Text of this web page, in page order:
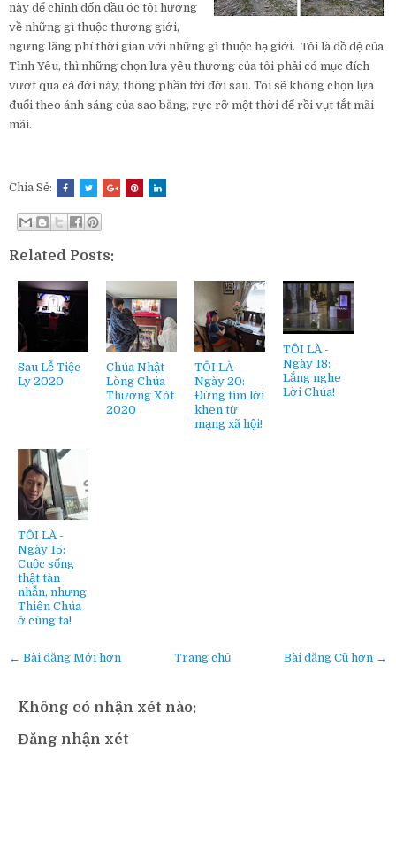
này để chỉnh đốn đầu óc tôi hướng
về những gì thuộc thượng giới,
ngưng lãng phí thời gian với những gì thuộc hạ giới. Tôi là đồ đệ của
Tình Yêu, thì những chọn lựa yêu thương của tôi phải có mục đích
vượt qua cả đời này, thông phần tới đời sau. Tôi sẽ không chọn lựa
đuổi theo ánh sáng của sao băng, rực rỡ một thời để rồi vụt tắt mãi
mãi.
Chia Sẻ:
Related Posts:
Sau Lễ Tiệc
Ly 2020
Chúa Nhật
Lòng Chúa
Thương Xót
2020
TÔI LÀ -
Ngày 20:
Đừng tìm lời
khen từ
mạng xã hội!
TÔI LÀ -
Ngày 18:
Lắng nghe
Lời Chúa!
TÔI LÀ -
Ngày 15:
Cuộc sống
thật tàn
nhẫn, nhưng
Thiên Chúa
ở cùng ta!
← Bài đăng Mới hơn Bài đăng Cũ hơn →
Trang chủ
Không có nhận xét nào:
Đăng nhận xét